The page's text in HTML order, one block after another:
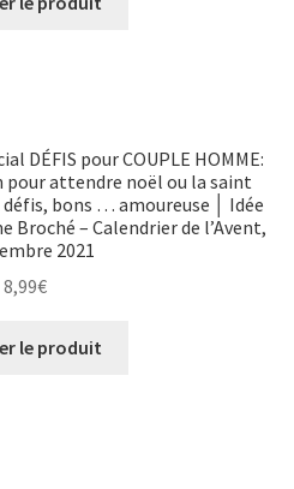
DÉFIS pour COUPLE HOMME:
attendre noël ou la saint
bons … amoureuse │ Idée
Broché – Calendrier de l’Avent,
2021
8,99€
le produit